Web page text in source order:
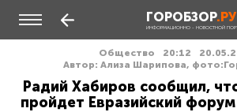
ГОРОБЗОР.РУ
ИНФОРМАЦИОННО - НОВОСТНОЙ
Общество 20:12
Автор: Ализа Шарипова,
Радий Хабиров сообщил,
пройдет Евразийский